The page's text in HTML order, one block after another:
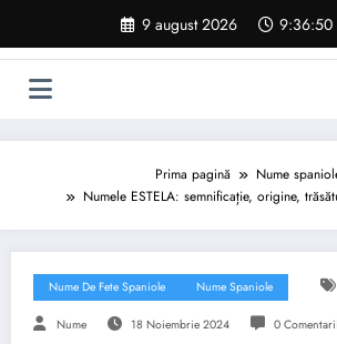
conținut
9 august 2026 9:36:50
Prima pagină
Nume
Numele ESTELA: semnificație, origine,
Nume De Fete Spaniole Nume Spaniole
Nume 18 Noiembrie 2024 0 Comentarii